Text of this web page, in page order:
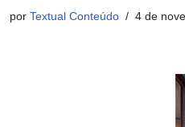
por Textual Conteúdo 4 de